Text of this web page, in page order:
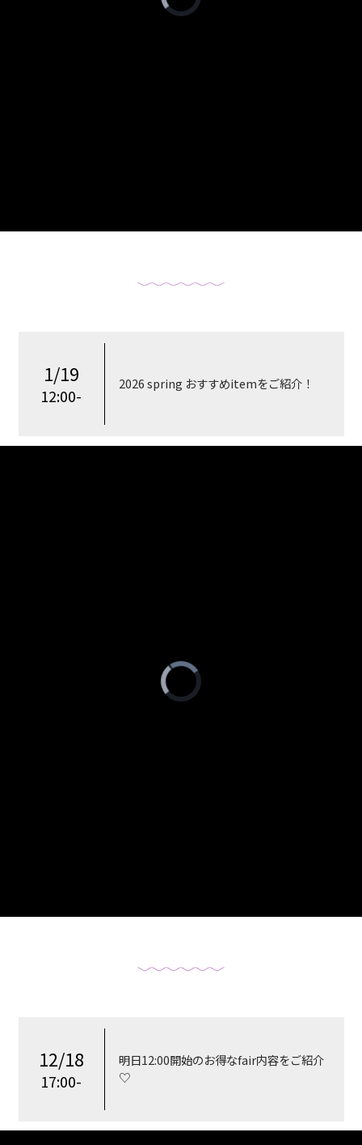
1/19
12:00-
2026 spring おすすめitemをご紹介！
12/18
17:00-
明日12:00開始のお得なfair内容をご紹介
♡